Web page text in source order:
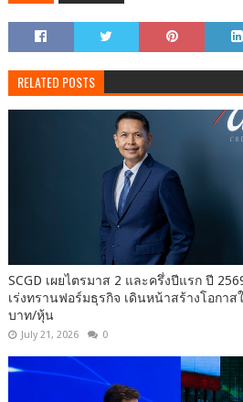
RELATED POSTS
SCGD เผยไตรมาส 2 และครึ่งปีแรก ปี
เร่งทรานฟอร์มธุรกิจ เดินหน้าสร้างโอกา
บาท/หุ้น
July 21, 2026 0